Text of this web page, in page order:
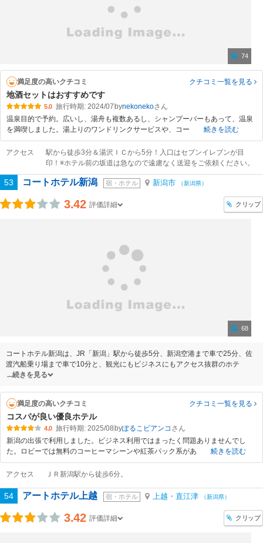
74
満足度の高いクチコミ クチコミ一覧を見る
地酒セットはおすすめです
5.0 旅行時期: 2024/07 bynekoneko
温泉目的で予約。広いし、湯舟も複数あるし、シャンプーバーもあって、温泉
を満喫しました。湯上りのワンドリンクサービスや、コー
続きを読む
アクセス
駅から徒歩3分＆湯沢ＩＣから5分！入口はセブンイレブンが目
印！※ホテル前の坂道は急なので遠慮なく送迎をご依頼ください。
53 コートホテル新潟 宿・ホテル 新潟市 （新潟県）
3.42 評価詳細 クリップ
68
コートホテル新潟は、JR「新潟」駅から徒歩5分、新潟空港まで車で25分、佐
渡汽船乗り場まで車で10分と、観光にもビジネスにもアクセス抜群のホテ
続きを見る
満足度の高いクチコミ クチコミ一覧を見る
コスパが良い優良ホテル
4.0 旅行時期: 2025/08 byぽるこビアンコ
新潟の出張で利用しました。ビジネス利用ではまったく問題ありませんでし
た。ロビーでは無料のコーヒーマシーンや紅茶パック系があ
続きを読む
アクセス ＪＲ新潟駅から徒歩6分。
54 アートホテル上越 宿・ホテル 上越・直江津 （新潟県）
3.42 評価詳細 クリップ